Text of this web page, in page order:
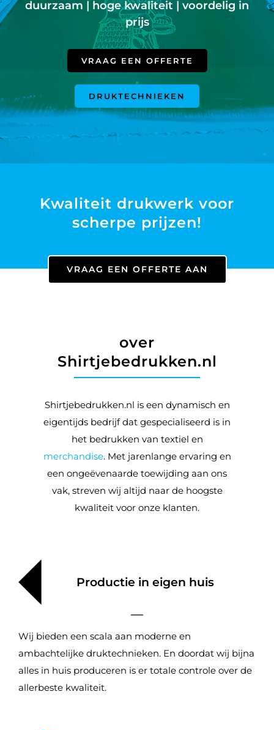
duurzaam | hoge kwaliteit | voordelig in
prijs
VRAAG EEN OFFERTE
DRUKTECHNIEKEN
Kwaliteit drukwerk voor
scherpe prijzen!
VRAAG EEN OFFERTE AAN
over
Shirtjebedrukken.nl
Shirtjebedrukken.nl is een dynamisch en
eigentijds bedrijf dat gespecialiseerd is in
het bedrukken van textiel en
merchandise. Met jarenlange ervaring en
een ongeëvenaarde toewijding aan ons
vak, streven wij altijd naar de hoogste
kwaliteit voor onze klanten.
Productie in eigen huis
Wij bieden een scala aan moderne en
ambachtelijke druktechnieken. En doordat wij bijna
alles in huis produceren is er totale controle over de
allerbeste kwaliteit.